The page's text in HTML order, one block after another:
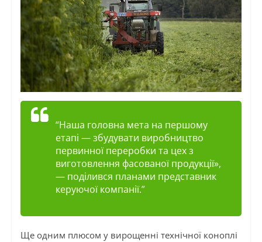
“Наша головна мета на першому
етапі — збудувати виробництво
первинної переробки та цех з
виготовлення фасованої продукції»,
— поділився планами представник
керуючої компанії.”
Ще одним плюсом у вирощенні технічної коноплі